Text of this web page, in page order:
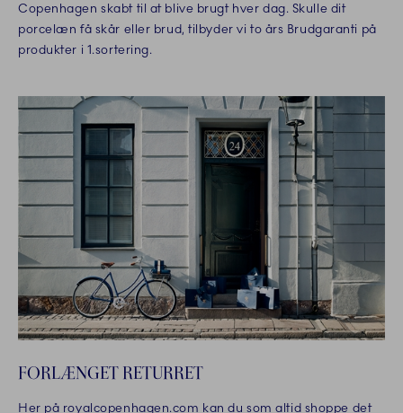
Copenhagen skabt til at blive brugt hver dag. Skulle dit
porcelæn få skår eller brud, tilbyder vi to års Brudgaranti på
produkter i 1.sortering.
FORLÆNGET RETURRET
Her på royalcopenhagen.com kan du som altid shoppe det